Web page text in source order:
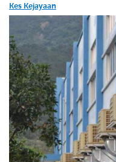
Kes Kejayaan